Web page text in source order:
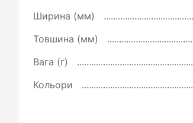
Ширина (мм)
Товшина (мм)
Вага (г)
Кольори